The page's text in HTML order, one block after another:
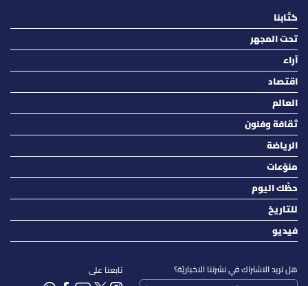
كتّابنا
تحت المجهر
آراء
اقتصاد
العالم
ثقافة وفنون
الرياضة
منوّعات
حظّك اليوم
للتاريخ
فيديو
هل تريد الاشتراك في نشرتنا الاخباريّة؟ تابعنا على